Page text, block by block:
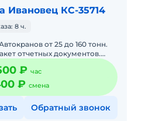
Ивановец КС-35714
8 ч.
от 25 до 160 тонн.
отчетных документов.
Долгосрочная аренда.
₽ час
₽ смена
Обратный звонок